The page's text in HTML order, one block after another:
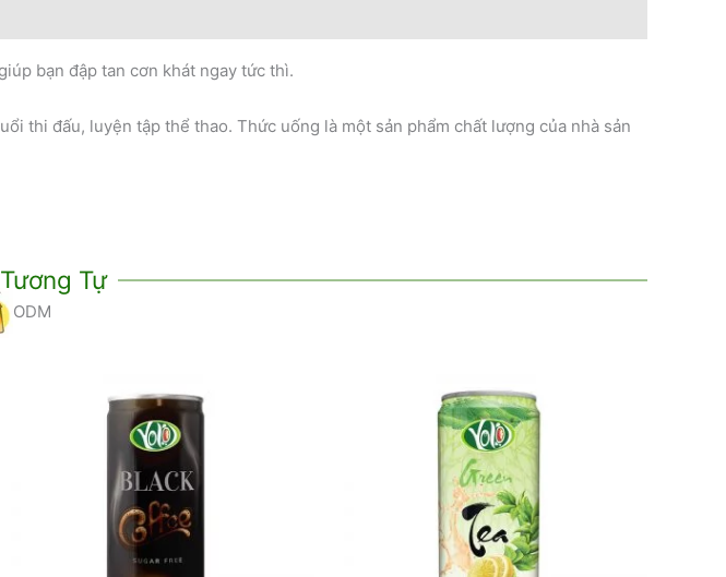
bạn đập tan cơn khát ngay tức thì.
thi đấu, luyện tập thể thao. Thức uống là một sản phẩm chất lượng của nhà sản
Tự
ODM